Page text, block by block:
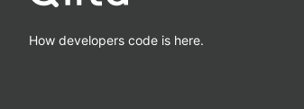
How developers code is here.